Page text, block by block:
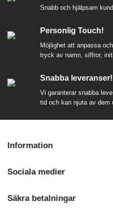
Snabb och hjälpsam
Personlig Touch!
Möjlighet att anpassa
tryck av namn, siffror,
Snabba leveranser!
Vi garanterar snabba
tid och kan njuta av dem
Information
Sociala medier
Säkra betalningar